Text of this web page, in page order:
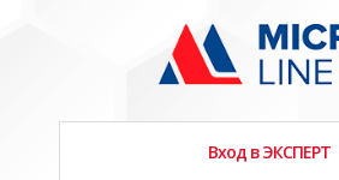
Вход в ЭКСПЕРТ